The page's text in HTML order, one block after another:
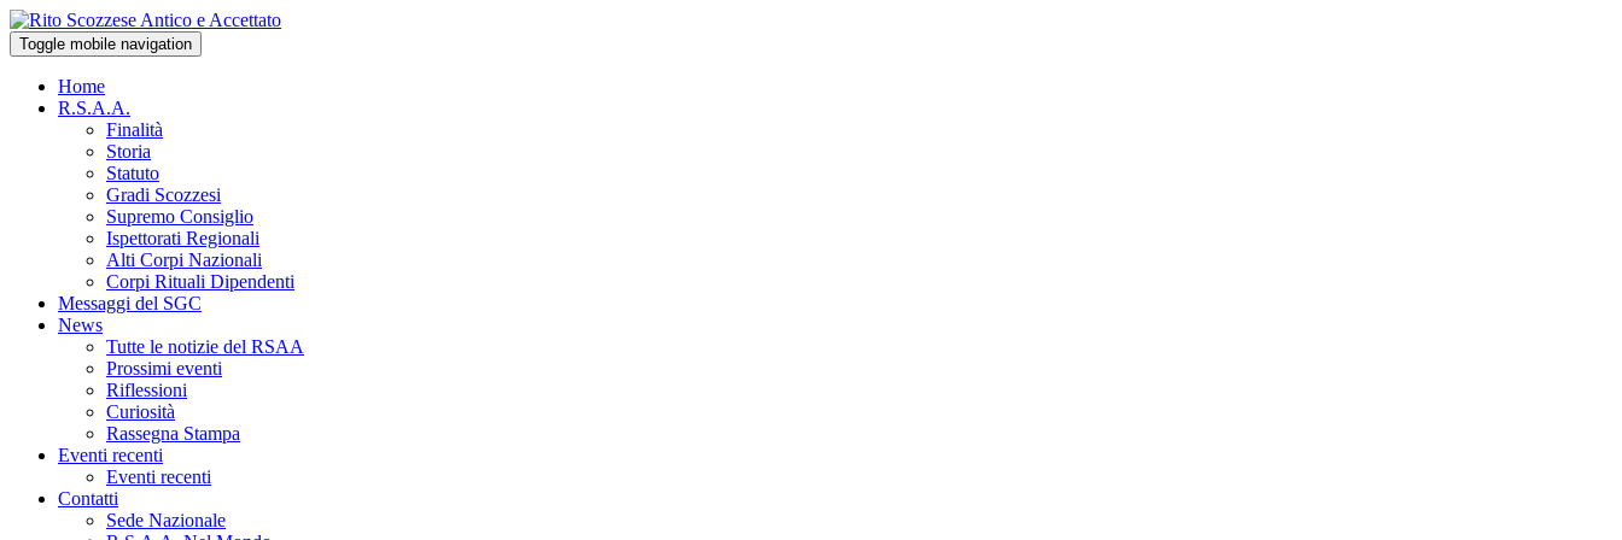
Toggle mobile navigation
Home
R.S.A.A.
Finalità
Storia
Statuto
Gradi Scozzesi
Supremo Consiglio
Ispettorati Regionali
Alti Corpi Nazionali
Corpi Rituali Dipendenti
Messaggi del SGC
News
Tutte le notizie del RSAA
Prossimi eventi
Riflessioni
Curiosità
Rassegna Stampa
Eventi recenti
Eventi recenti
Contatti
Sede Nazionale